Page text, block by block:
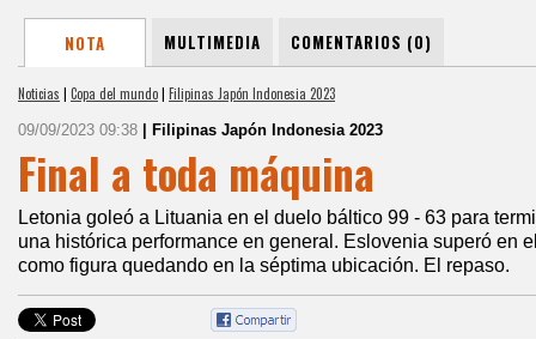
NOTA MULTIMEDIA COMENTARIOS (0)
Noticias | Copa del mundo| Filipinas Japón Indonesia 2023
09/09/2023 09:38 | Filipinas Japón Indonesia 2023
Final a toda máquina
Letonia goleó a Lituania en el duelo báltico 99 - 63 para
una histórica performance en general. Eslovenia superó en
como figura quedando en la séptima ubicación. El repaso.